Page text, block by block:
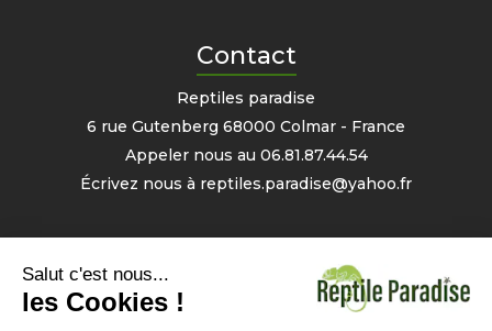
Contact
Reptiles paradise
6 rue Gutenberg 68000 Colmar - France
Appeler nous au 06.81.87.44.54
Écrivez nous à reptiles.paradise@yahoo.fr
Informations personnelles